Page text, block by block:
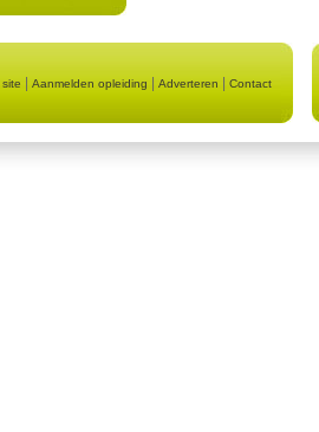
Aanmelden opleiding Adverteren Contact